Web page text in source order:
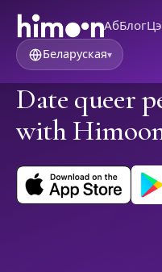
АбБлог
Беларуская▾
Date queer
with